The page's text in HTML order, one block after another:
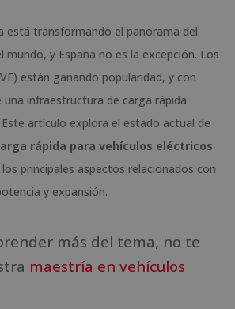
está transformando el panorama del
y España no es la excepción. Los
están ganando popularidad, y con
una infraestructura de carga rápida
artículo explora el estado actual de
rápida para vehículos eléctricos
principales aspectos relacionados con
y expansión.
más del tema, no te
maestría en vehículos